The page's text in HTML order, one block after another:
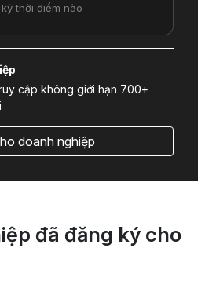
thời điểm nào
cập không giới hạn 700+
doanh nghiệp
đã đăng ký cho